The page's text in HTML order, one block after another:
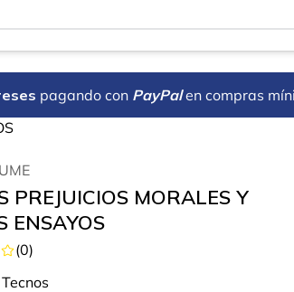
pagando con PayPal en compras
PREJUICIOS MORALES Y
ENSAYOS
(0)
Tecnos